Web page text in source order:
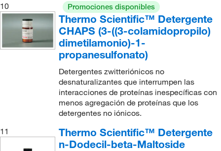
10
Promociones disponibles
Thermo Scientific™ Detergente
CHAPS (3-((3-colamidopropilo)
dimetilamonio)-1-
propanesulfonato)
Detergentes zwitteriónicos no
desnaturalizantes que interrumpen las
interacciones de proteínas inespecíficas con
menos agregación de proteínas que los
detergentes no iónicos.
11
Thermo Scientific™ Detergente
n-Dodecil-beta-Maltoside